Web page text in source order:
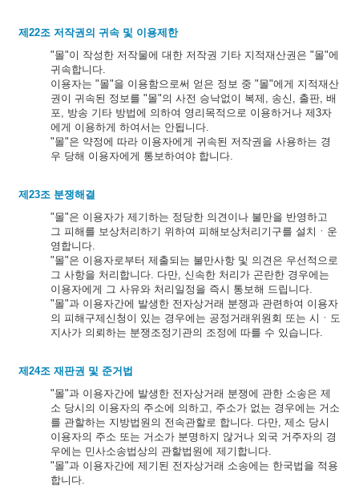
제22조 저작권의 귀속 및 이용제한
"몰"이 작성한 저작물에 대한 저작권 기타 지적재산권은 "몰"에
귀속합니다.
이용자는 "몰"을 이용함으로써 얻은 정보 중 "몰"에게 지적재산
권이 귀속된 정보를 "몰"의 사전 승낙없이 복제, 송신, 출판, 배
포, 방송 기타 방법에 의하여 영리목적으로 이용하거나 제3자
에게 이용하게 하여서는 안됩니다.
"몰"은 약정에 따라 이용자에게 귀속된 저작권을 사용하는 경
우 당해 이용자에게 통보하여야 합니다.
제23조 분쟁해결
"몰"은 이용자가 제기하는 정당한 의견이나 불만을 반영하고
그 피해를 보상처리하기 위하여 피해보상처리기구를 설치ㆍ운
영합니다.
"몰"은 이용자로부터 제출되는 불만사항 및 의견은 우선적으로
그 사항을 처리합니다. 다만, 신속한 처리가 곤란한 경우에는
이용자에게 그 사유와 처리일정을 즉시 통보해 드립니다.
"몰"과 이용자간에 발생한 전자상거래 분쟁과 관련하여 이용자
의 피해구제신청이 있는 경우에는 공정거래위원회 또는 시ㆍ도
지사가 의뢰하는 분쟁조정기관의 조정에 따를 수 있습니다.
제24조 재판권 및 준거법
"몰"과 이용자간에 발생한 전자상거래 분쟁에 관한 소송은 제
소 당시의 이용자의 주소에 의하고, 주소가 없는 경우에는 거소
를 관할하는 지방법원의 전속관할로 합니다. 다만, 제소 당시
이용자의 주소 또는 거소가 분명하지 않거나 외국 거주자의 경
우에는 민사소송법상의 관할법원에 제기합니다.
"몰"과 이용자간에 제기된 전자상거래 소송에는 한국법을 적용
합니다.